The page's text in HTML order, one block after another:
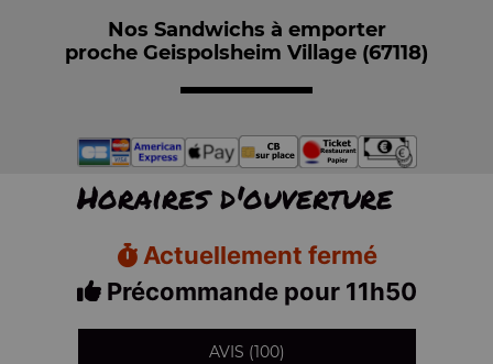
Nos Sandwichs à emporter
proche Geispolsheim Village (67118)
Horaires d'ouverture
Actuellement fermé
Précommande pour 11h50
AVIS (100)